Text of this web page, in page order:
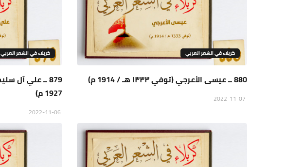
كربلاء في الشعر العربي
880 ــ عيسى الأعرجي (توفي ١٣٣٣ هـ / 1914 م)
كربلاء في الشعر العربي
1927 م)